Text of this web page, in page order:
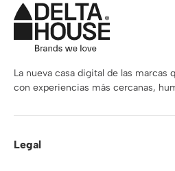
La nueva casa digital de las marcas
con experiencias más cercanas,
Legal